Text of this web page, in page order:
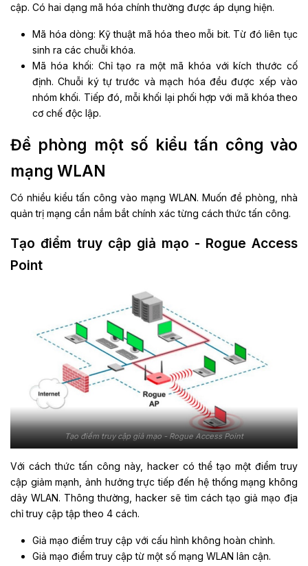
cập. Có hai dạng mã hóa chính thường được áp dụng hiện.
Mã hóa dòng: Kỹ thuật mã hóa theo mỗi bit. Từ đó liên tục
sinh ra các chuỗi khóa.
Mã hóa khối: Chỉ tạo ra một mã khóa với kích thước cố
định. Chuỗi ký tự trước và mạch hóa đều được xếp vào
nhóm khối. Tiếp đó, mỗi khối lại phối hợp với mã khóa theo
cơ chế độc lập.
Đề phòng một số kiểu tấn công vào
mạng WLAN
Có nhiều kiểu tấn công vào mạng WLAN. Muốn đề phòng, nhà
quản trị mạng cần nắm bắt chính xác từng cách thức tấn công.
Tạo điểm truy cập giả mạo - Rogue Access
Point
Tạo điểm truy cập giả mạo - Rogue Access Point
Với cách thức tấn công này, hacker có thể tạo một điểm truy
cập giảm mạnh, ảnh hưởng trực tiếp đến hệ thống mạng không
dây WLAN. Thông thường, hacker sẽ tìm cách tạo giả mạo địa
chỉ truy cập tập theo 4 cách.
Giả mạo điểm truy cập với cấu hình không hoàn chỉnh.
Giả mạo điểm truy cập từ một số mạng WLAN lân cận.